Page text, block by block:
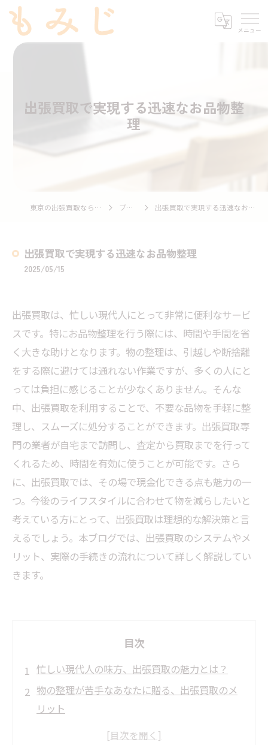
出張買取で実現する迅速なお品物整
理
東京の出張買取ならもみじ ブログ 出張買取で実現する迅速なお品物整理
出張買取で実現する迅速なお品物整理
2025/05/15
出張買取は、忙しい現代人にとって非常に便利なサービ
スです。特にお品物整理を行う際には、時間や手間を省
く大きな助けとなります。物の整理は、引越しや断捨離
をする際に避けては通れない作業ですが、多くの人にと
っては負担に感じることが少なくありません。そんな
中、出張買取を利用することで、不要な品物を手軽に整
理し、スムーズに処分することができます。出張買取専
門の業者が自宅まで訪問し、査定から買取までを行って
くれるため、時間を有効に使うことが可能です。さら
に、出張買取では、その場で現金化できる点も魅力の一
つ。今後のライフスタイルに合わせて物を減らしたいと
考えている方にとって、出張買取は理想的な解決策と言
えるでしょう。本ブログでは、出張買取のシステムやメ
リット、実際の手続きの流れについて詳しく解説してい
きます。
目次
忙しい現代人の味方、出張買取の魅力とは？
物の整理が苦手なあなたに贈る、出張買取のメ
リット
引越しや断捨離をスムーズに！出張買取の利用